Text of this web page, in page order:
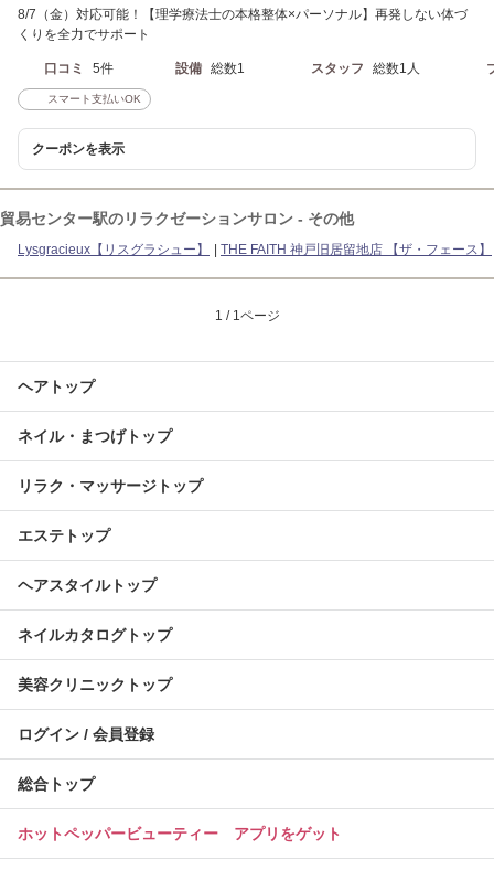
8/7（金）対応可能！【理学療法士の本格整体×パーソナル】再発しない体づ
くりを全力でサポート
口コミ 5件 設備 総数1 スタッフ 総数1人
スマート支払いOK
クーポンを表示
貿易センター駅のリラクゼーションサロン - その他
Lysgracieux【リスグラシュー】 THE FAITH 神戸旧居留地店 【ザ・フェース】
1 / 1ページ
ヘアトップ
ネイル・まつげトップ
リラク・マッサージトップ
エステトップ
ヘアスタイルトップ
ネイルカタログトップ
美容クリニックトップ
ログイン / 会員登録
総合トップ
ホットペッパービューティー アプリをゲット